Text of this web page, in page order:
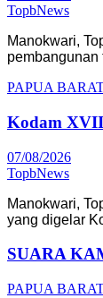
TopbNews
Manokwari,
PAPUA
Kodam
07/08/2026
TopbNews
Manokwari,
yang digelar
SUARA
PAPUA